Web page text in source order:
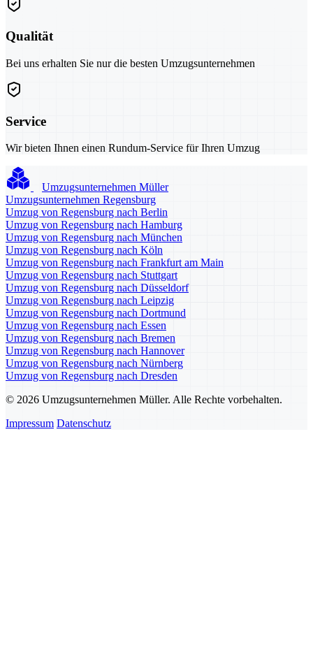
Qualität
Bei uns erhalten Sie nur die besten Umzugsunternehmen
Service
Wir bieten Ihnen einen Rundum-Service für Ihren Umzug
Umzugsunternehmen Müller
Umzugsunternehmen Regensburg
Umzug von Regensburg nach Berlin
Umzug von Regensburg nach Hamburg
Umzug von Regensburg nach München
Umzug von Regensburg nach Köln
Umzug von Regensburg nach Frankfurt am Main
Umzug von Regensburg nach Stuttgart
Umzug von Regensburg nach Düsseldorf
Umzug von Regensburg nach Leipzig
Umzug von Regensburg nach Dortmund
Umzug von Regensburg nach Essen
Umzug von Regensburg nach Bremen
Umzug von Regensburg nach Hannover
Umzug von Regensburg nach Nürnberg
Umzug von Regensburg nach Dresden
© 2026 Umzugsunternehmen Müller. Alle Rechte vorbehalten.
Impressum Datenschutz